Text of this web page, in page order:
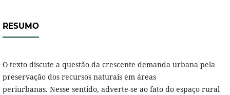
RESUMO
O texto discute a questão da crescente demanda urbana pela
preservação dos recursos naturais em áreas
periurbanas. Nesse sentido, adverte-se ao fato do espaço rural